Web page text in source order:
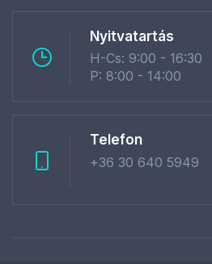
Nyitvatartás
H-Cs: 9:00 - 16:30
P: 8:00 - 14:00
Telefon
+36 30 640 5949